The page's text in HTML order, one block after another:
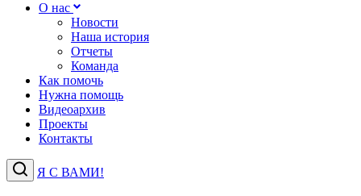
О нас
Новости
Наша история
Отчеты
Команда
Как помочь
Нужна помощь
Видеоархив
Проекты
Контакты
Я С ВАМИ!